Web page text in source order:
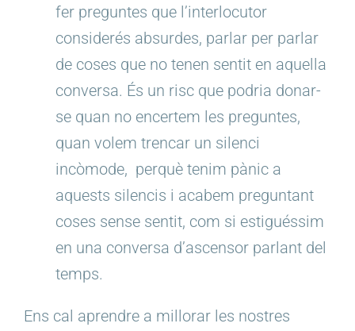
fer preguntes que l’interlocutor
considerés absurdes, parlar per parlar
de coses que no tenen sentit en aquella
conversa. És un risc que podria donar-
se quan no encertem les preguntes,
quan volem trencar un silenci
incòmode, perquè tenim pànic a
aquests silencis i acabem preguntant
coses sense sentit, com si estiguéssim
en una conversa d’ascensor parlant del
temps.
Ens cal aprendre a millorar les nostres